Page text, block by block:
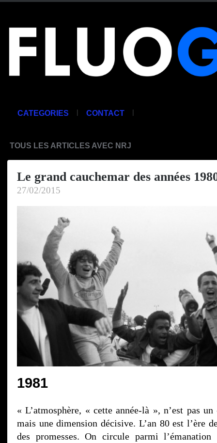
CATEGORIES | CONTACT |
TOUS LES ARTICLES AVEC NRJ
Le grand cauchemar des années
27/02/2015
1981
« L’atmosphère, « cette année-là », n’est pas
mais une dimension décisive. L’an 80 est l’ère
des promesses. On circule parmi l’émanation